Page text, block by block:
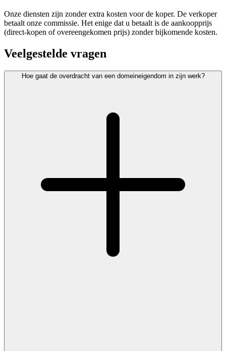
Onze diensten zijn zonder extra kosten voor de koper. De verkoper
betaalt onze commissie. Het enige dat u betaalt is de aankoopprijs
(direct-kopen of overeengekomen prijs) zonder bijkomende kosten.
Veelgestelde vragen
Hoe gaat de overdracht van een domeineigendom in zijn werk?